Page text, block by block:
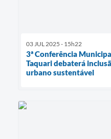
03 JUL 2025 - 15h22
3ª Conferência
Taquari debaterá
urbano sustentável